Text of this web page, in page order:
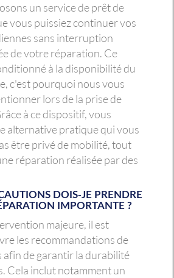
un service de prêt de
vous puissiez continuer vos
sans interruption
de votre réparation. Ce
à la disponibilité du
c'est pourquoi nous vous
lors de la prise de
à ce dispositif, vous
alternative pratique qui vous
être privé de mobilité, tout
réparation réalisée par des
DOIS-JE PRENDRE
IMPORTANTE ?
majeure, il est
les recommandations de
afin de garantir la durabilité
Cela inclut notamment un